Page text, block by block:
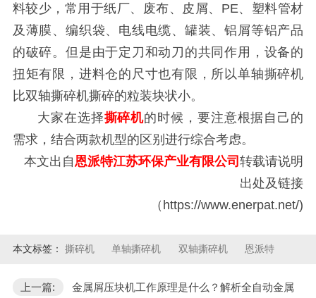
料较少，常用于纸厂、废布、皮屑、PE、塑料管材
及薄膜、编织袋、电线电缆、罐装、铝屑等铝产品
的破碎。但是由于定刀和动刀的共同作用，设备的
扭矩有限，进料仓的尺寸也有限，所以单轴撕碎机
比双轴撕碎机撕碎的粒装块状小。
大家在选择撕碎机的时候，要注意根据自己的
需求，结合两款机型的区别进行综合考虑。
本文出自恩派特江苏环保产业有限公司转载请说明
出处及链接
（https://www.enerpat.net/)
本文标签： 撕碎机 单轴撕碎机 双轴撕碎机 恩派特
上一篇:
金属屑压块机工作原理是什么？解析全自动金属